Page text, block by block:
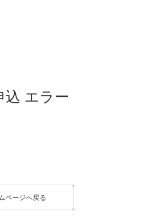
込 エラー
ページへ戻る